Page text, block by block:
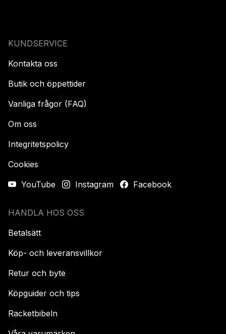
KUNDSERVICE
Kontakta oss
Butik och öppettider
Vanliga frågor (FAQ)
Om oss
Integritetspolicy
Cookies
YouTube
Instagram Facebook
HANDLA HOS OSS
Betalsätt
Köp- och leveransvillkor
Retur och byte
Köpguider och tips
Racketbibeln